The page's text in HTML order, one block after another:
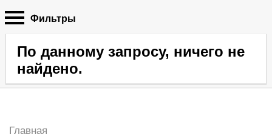
Фильтры
По данному запросу, ничего не
найдено.
Главная